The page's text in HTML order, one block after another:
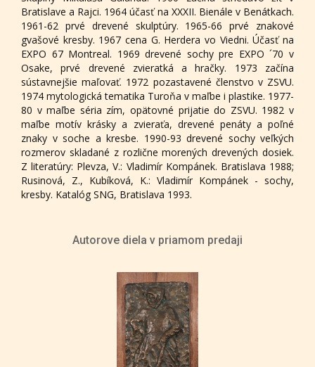
Bratislave a Rajci. 1964 účasť na XXXII. Bienále v Benátkach.
1961-62 prvé drevené skulptúry. 1965-66 prvé znakové
gvašové kresby. 1967 cena G. Herdera vo Viedni. Účasť na
EXPO 67 Montreal. 1969 drevené sochy pre EXPO ´70 v
Osake, prvé drevené zvieratká a hračky. 1973 začína
sústavnejšie maľovať. 1972 pozastavené členstvo v ZSVU.
1974 mytologická tematika Turoňa v maľbe i plastike. 1977-
80 v maľbe séria zím, opätovné prijatie do ZSVU. 1982 v
maľbe motív krásky a zvieraťa, drevené penáty a poľné
znaky v soche a kresbe. 1990-93 drevené sochy veľkých
rozmerov skladané z rozlične morených drevených dosiek.
Z literatúry: Plevza, V.: Vladimír Kompánek. Bratislava 1988;
Rusinová, Z., Kubíková, K.: Vladimír Kompánek - sochy,
kresby. Katalóg SNG, Bratislava 1993.
Autorove diela v priamom predaji